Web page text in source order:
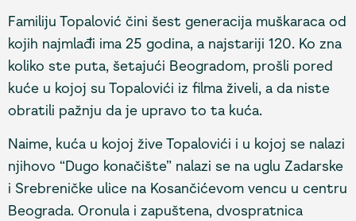
Familiju Topalović čini šest generacija muškaraca od
kojih najmlađi ima 25 godina, a najstariji 120. Ko zna
koliko ste puta, šetajući Beogradom, prošli pored
kuće u kojoj su Topalovići iz filma živeli, a da niste
obratili pažnju da je upravo to ta kuća.
Naime, kuća u kojoj žive Topalovići i u kojoj se nalazi
njihovo “Dugo konačište” nalazi se na uglu Zadarske
i Srebreničke ulice na Kosančićevom vencu u centru
Beograda. Oronula i zapuštena, dvospratnica